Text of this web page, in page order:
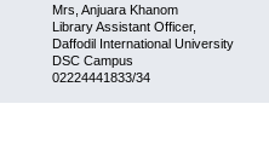
Mrs, Anjuara Khanom
Library Assistant Officer,
Daffodil International University
DSC Campus
02224441833/34